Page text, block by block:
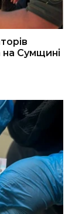
на Сумщині